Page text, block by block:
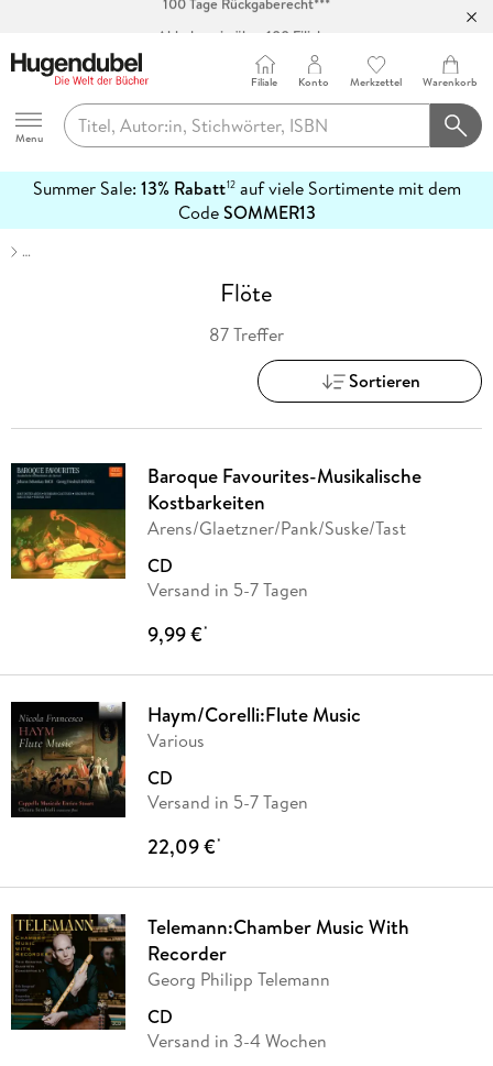
Abholung in über 100 Filialen
Hugendubel
Menu
Filiale Konto Merkzettel Warenkorb
Summer Sale: 13% Rabatt12auf viele Sortimente mit dem
CodeSOMMER13
erfahren
…
Flöte
87 Treffer
Sortieren
Baroque Favourites-Musikalische
Kostbarkeiten
Arens/Glaetzner/Pank/Suske/Tast
CD
Versand in 5-7 Tagen
9,99 €*
Haym/Corelli:Flute Music
Various
CD
Versand in 5-7 Tagen
22,09 €*
Telemann:Chamber Music With
Recorder
Georg Philipp Telemann
CD
Versand in 3-4 Wochen